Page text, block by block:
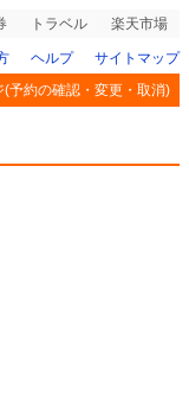
トラベル 楽天市場
ヘルプ
サイトマップ
(予約の確認・変更・取消)